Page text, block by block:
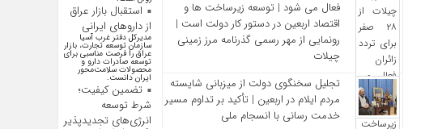
فعال می‌ شود | توسعه زیرساخت‌ ها و
اقتصاد اربعین در دستور کار دولت است |
رونمایی از مهر رسمی گذرنامه مرز زمینی
چیلات
تجلیل سخنگوی دولت از میزبانی شایسته
مردم ایلام در اربعین | تأکید بر تداوم مسیر
خدمت‌ رسانی با انسجام ملی
استقبال بازار عراق
از دارو‌های ایرانی
مدیرکل دفتر غرب آسیا
سازمان توسعه تجارت، بازار
عراق را فرصت مناسبی برای
توسعه صادرات دارو و
محصولات سلامت‌محور
ایران دانست.
تضمین کیفیت؛
شرط توسعه
انرژی‌های تجدیدپذیر